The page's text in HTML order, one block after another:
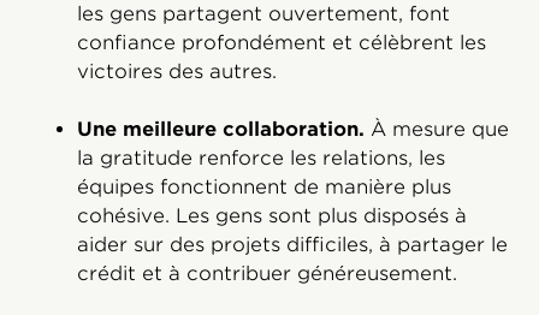
les gens partagent ouvertement, font
confiance profondément et célèbrent les
victoires des autres.
Une meilleure collaboration. À mesure que
la gratitude renforce les relations, les
équipes fonctionnent de manière plus
cohésive. Les gens sont plus disposés à
aider sur des projets difficiles, à partager le
crédit et à contribuer généreusement.